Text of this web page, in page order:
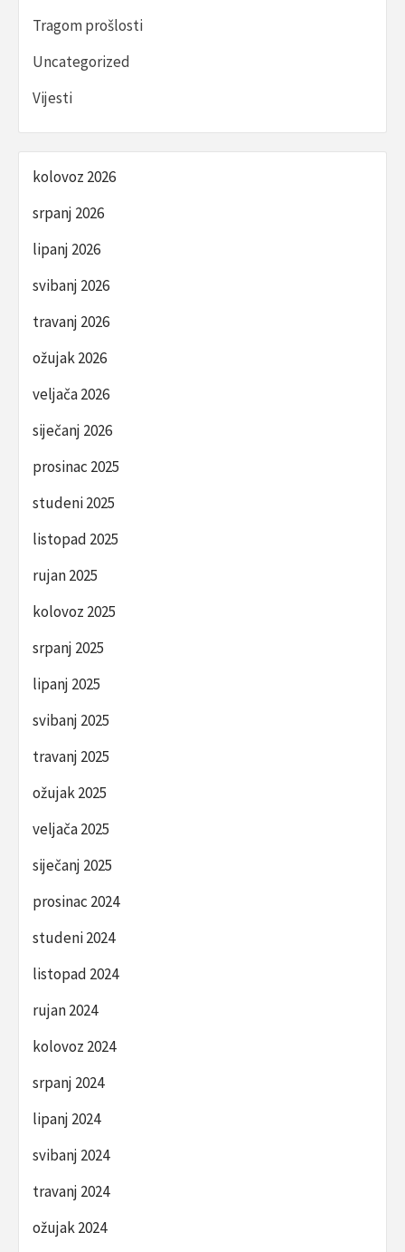
Tragom prošlosti
Uncategorized
Vijesti
kolovoz 2026
srpanj 2026
lipanj 2026
svibanj 2026
travanj 2026
ožujak 2026
veljača 2026
siječanj 2026
prosinac 2025
studeni 2025
listopad 2025
rujan 2025
kolovoz 2025
srpanj 2025
lipanj 2025
svibanj 2025
travanj 2025
ožujak 2025
veljača 2025
siječanj 2025
prosinac 2024
studeni 2024
listopad 2024
rujan 2024
kolovoz 2024
srpanj 2024
lipanj 2024
svibanj 2024
travanj 2024
ožujak 2024